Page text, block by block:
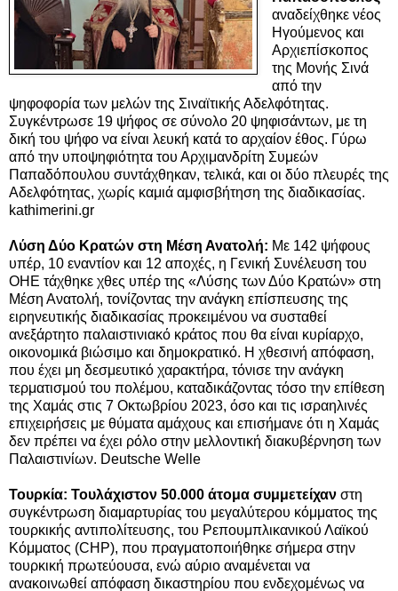
αναδείχθηκε νέος
Ηγούμενος και
Αρχιεπίσκοπος
της Μονής Σινά
από την
ψηφοφορία των μελών της Σιναϊτικής Αδελφότητας.
Συγκέντρωσε 19 ψήφος σε σύνολο 20 ψηφισάντων, με τη
δική του ψήφο να είναι λευκή κατά το αρχαίον έθος. Γύρω
από την υποψηφιότητα του Αρχιμανδρίτη Συμεών
Παπαδόπουλου συντάχθηκαν, τελικά, και οι δύο πλευρές της
Αδελφότητας, χωρίς καμιά αμφισβήτηση της διαδικασίας.
kathimerini.gr
Λύση Δύο Κρατών στη Μέση Ανατολή: Με 142 ψήφους
υπέρ, 10 εναντίον και 12 αποχές, η Γενική Συνέλευση του
ΟΗΕ τάχθηκε χθες υπέρ της «Λύσης των Δύο Κρατών» στη
Μέση Ανατολή, τονίζοντας την ανάγκη επίσπευσης της
ειρηνευτικής διαδικασίας προκειμένου να συσταθεί
ανεξάρτητο παλαιστινιακό κράτος που θα είναι κυρίαρχο,
οικονομικά βιώσιμο και δημοκρατικό. Η χθεσινή απόφαση,
που έχει μη δεσμευτικό χαρακτήρα, τόνισε την ανάγκη
τερματισμού του πολέμου, καταδικάζοντας τόσο την επίθεση
της Χαμάς στις 7 Οκτωβρίου 2023, όσο και τις ισραηλινές
επιχειρήσεις με θύματα αμάχους και επισήμανε ότι η Χαμάς
δεν πρέπει να έχει ρόλο στην μελλοντική διακυβέρνηση των
Παλαιστινίων. Deutsche Welle
Τουρκία: Τουλάχιστον 50.000 άτομα συμμετείχαν στη
συγκέντρωση διαμαρτυρίας του μεγαλύτερου κόμματος της
τουρκικής αντιπολίτευσης, του Ρεπουμπλικανικού Λαϊκού
Κόμματος (CHP), που πραγματοποιήθηκε σήμερα στην
τουρκική πρωτεύουσα, ενώ αύριο αναμένεται να
ανακοινωθεί απόφαση δικαστηρίου που ενδεχομένως να